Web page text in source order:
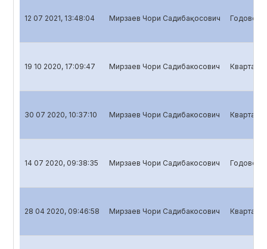
12 07 2021, 13:48:04 Мирзаев Чори Садибақoсович Годовой
19 10 2020, 17:09:47 Мирзаев Чори Садибакосович
30 07 2020, 10:37:10 Мирзаев Чори Садибакосович
14 07 2020, 09:38:35 Мирзаев Чори Садибакосович Годовой
28 04 2020, 09:46:58 Мирзаев Чори Садибакосович